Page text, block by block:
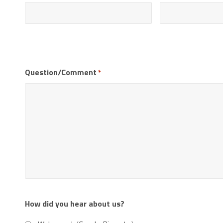
Question/Comment *
How did you hear about us?